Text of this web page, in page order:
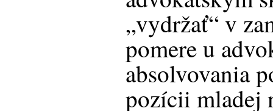
„vydržať“ v
pomere u
absolvovania
pozícii mladej